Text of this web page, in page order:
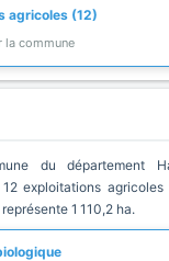
agricoles (12)
la commune
du département
exploitations
1 110,2 ha.